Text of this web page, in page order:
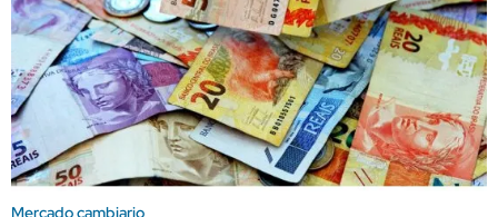
Mercado cambiario